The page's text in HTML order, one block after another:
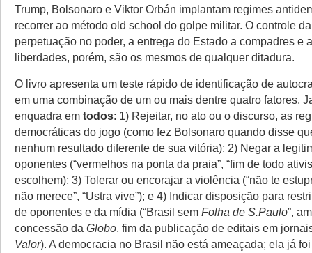
Trump, Bolsonaro e Viktor Orbán implantam regimes
recorrer ao método old school do golpe militar. O controle
perpetuação no poder, a entrega do Estado a compadres e
liberdades, porém, são os mesmos de qualquer ditadura.
O livro apresenta um teste rápido de identificação de
em uma combinação de um ou mais dentre quatro fatores.
enquadra em todos: 1) Rejeitar, no ato ou o discurso, as
democráticas do jogo (como fez Bolsonaro quando disse
nenhum resultado diferente de sua vitória); 2) Negar a
oponentes (“vermelhos na ponta da praia”, “fim de todo
escolhem); 3) Tolerar ou encorajar a violência (“não te
não merece”, “Ustra vive”); e 4) Indicar disposição para
de oponentes e da mídia (“Brasil sem Folha de S.Paulo”,
concessão da Globo, fim da publicação de editais em
Valor). A democracia no Brasil não está ameaçada; ela já